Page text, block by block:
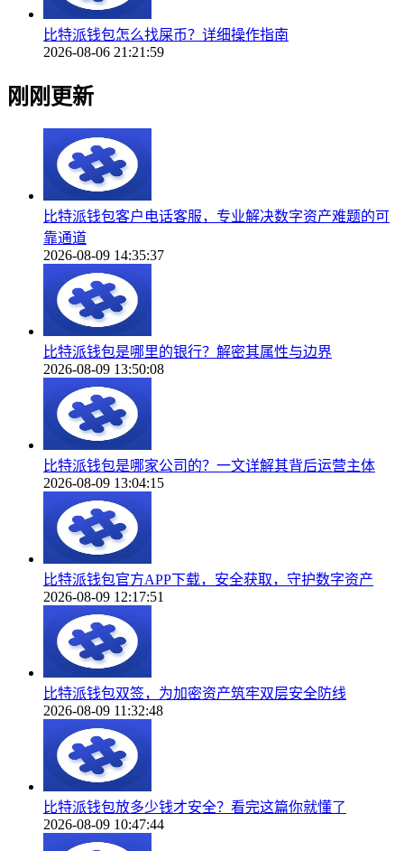
比特派钱包怎么找屎币？详细操作指南
2026-08-06 21:21:59
刚刚更新
比特派钱包客户电话客服，专业解决数字资产难题的可
靠通道
2026-08-09 14:35:37
比特派钱包是哪里的银行？解密其属性与边界
2026-08-09 13:50:08
比特派钱包是哪家公司的？一文详解其背后运营主体
2026-08-09 13:04:15
比特派钱包官方APP下载，安全获取，守护数字资产
2026-08-09 12:17:51
比特派钱包双签，为加密资产筑牢双层安全防线
2026-08-09 11:32:48
比特派钱包放多少钱才安全？看完这篇你就懂了
2026-08-09 10:47:44